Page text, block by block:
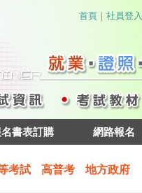
首頁 ｜ 社員登入
書表訂購 網路報名
考試 高普考 地方政府